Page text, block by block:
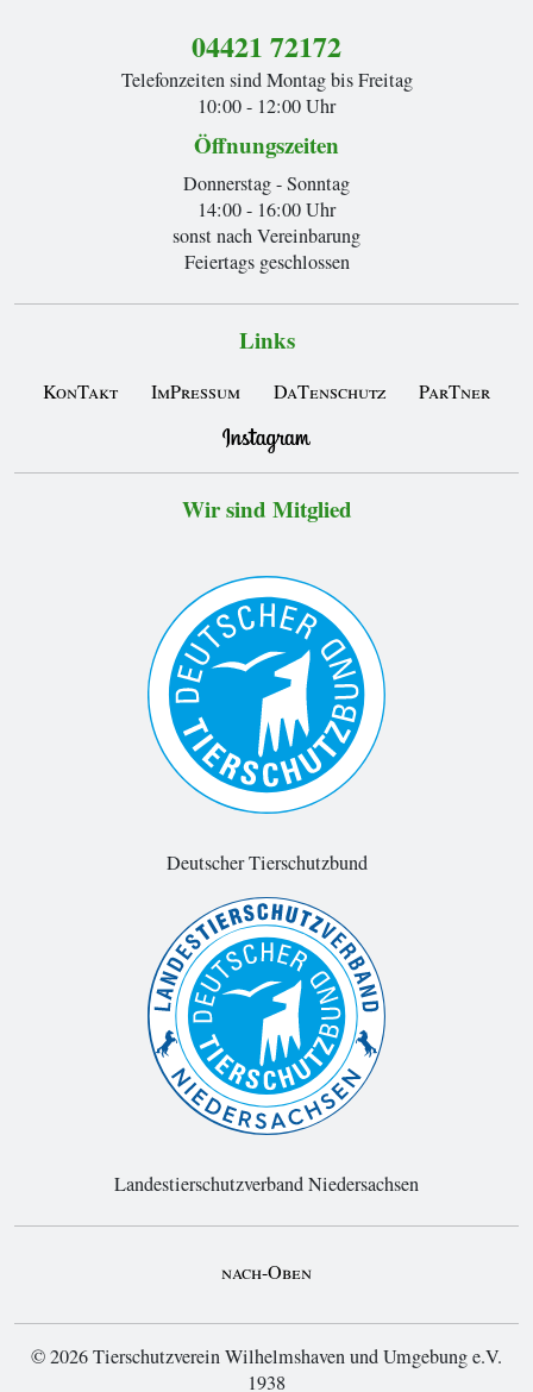
04421 72172
Telefonzeiten sind Montag bis Freitag
10:00 - 12:00 Uhr
Öffnungszeiten
Donnerstag - Sonntag
14:00 - 16:00 Uhr
sonst nach Vereinbarung
Feiertags geschlossen
Links
KonTakt ImPressum DaTenschutz ParTner
Wir sind Mitglied
Deutscher Tierschutzbund
Landestierschutzverband Niedersachsen
nach-Oben
© 2026 Tierschutzverein Wilhelmshaven und Umgebung e.V.
1938